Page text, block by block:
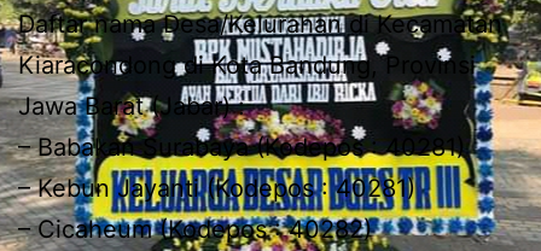
Daftar nama Desa/Kelurahan di Kecamatan
Kiaracondong di Kota Bandung, Provinsi
Jawa Barat (Jabar) :
– Babakan Surabaya (Kodepos : 40281)
– Kebun Jayanti (Kodepos : 40281)
– Cicaheum (Kodepos : 40282)